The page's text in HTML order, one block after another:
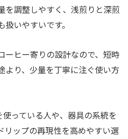
を調整しやすく、浅煎りと深煎
いやすいです。
ーヒー寄りの設計なので、短時
より、少量を丁寧に注ぐ使い方
っている人や、器具の系統を
リップの再現性を高めやすい選